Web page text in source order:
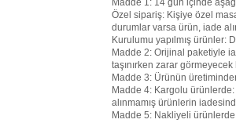
Madde 1: 14 gün içinde
Özel sipariş: Kişiye özel
durumlar varsa ürün, iade
Kurulumu yapılmış ürünler:
Madde 2: Orijinal paketiyle
taşınırken zarar
Madde 3: Ürünün
Madde 4: Kargolu
alınmamış ürünlerin
Madde 5: Nakliyeli